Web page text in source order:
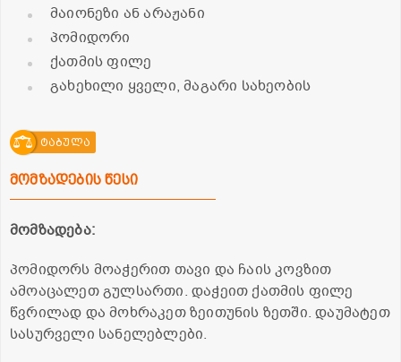
მაიონეზი ან არაჟანი
პომიდორი
ქათმის ფილე
გახეხილი ყველი, მაგარი სახეობის
ტაბულა
მომზადების წესი
მომზადება:
პომიდორს მოაჭერით თავი და ჩაის კოვზით
ამოაცალეთ გულსართი. დაჭეით ქათმის ფილე
წვრილად და მოხრაკეთ ზეითუნის ზეთში. დაუმატეთ
სასურველი სანელებლები.